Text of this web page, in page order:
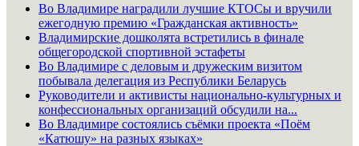
Во Владимире наградили лучшие КТОСы и вручили
ежегодную премию «Гражданская активность»
Владимирские дошколята встретились в финале
общегородской спортивной эстафеты
Во Владимире с деловым и дружеским визитом
побывала делегация из Республики Беларусь
Руководители и активисты национально-культурных и
конфессиональных организаций обсудили на...
Во Владимире состоялись съёмки проекта «Поём
«Катюшу» на разных языках»